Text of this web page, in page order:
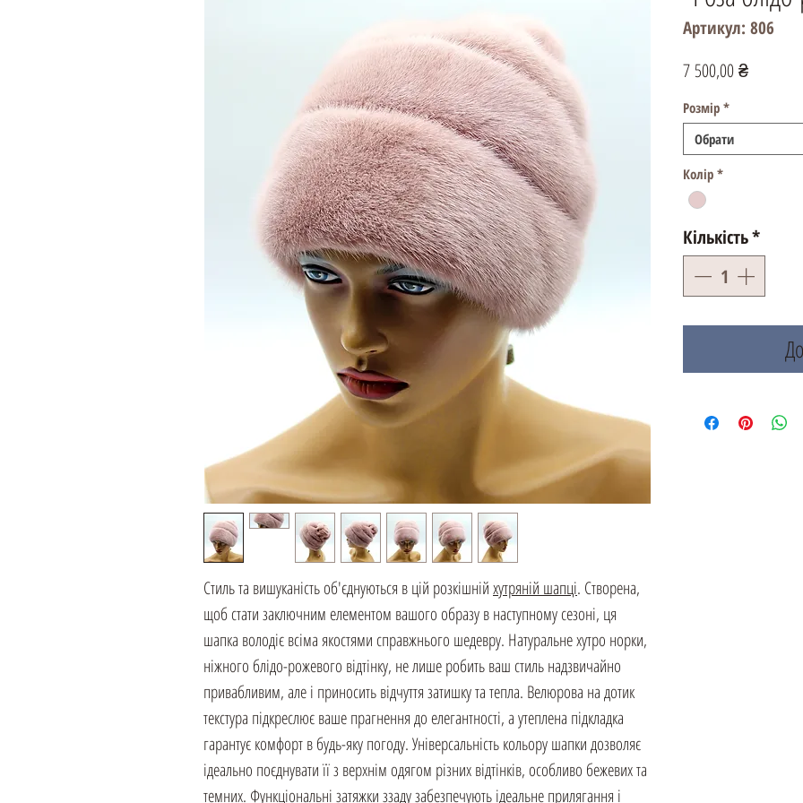
Стиль та вишуканість об'єднуються в цій розкішнійхутряній шапці. Створена,
щоб стати заключним елементом вашого образу в наступному сезоні, ця
шапка володіє всіма якостями справжнього шедевру. Натуральне хутро норки,
ніжного блідо-рожевого відтінку, не лише робить ваш стиль надзвичайно
привабливим, але і приносить відчуття затишку та тепла. Велюрова на дотик
текстура підкреслює ваше прагнення до елегантності, а утеплена підкладка
гарантує комфорт в будь-яку погоду. Універсальність кольору шапки дозволяє
ідеально поєднувати її з верхнім одягом різних відтінків, особливо бежевих та
темних. Функціональні затяжки ззаду забезпечують ідеальне прилягання і
Артикул: 806
7 500,00 ₴Ціна
Розмір *
Обрати
Колір *
Кількість*